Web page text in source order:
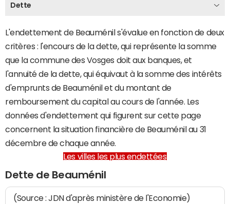
Dette
L'endettement de Beauménil s'évalue en fonction de deux
critères : l'encours de la dette, qui représente la somme
que la commune des Vosges doit aux banques, et
l'annuité de la dette, qui équivaut à la somme des intérêts
d'emprunts de Beauménil et du montant de
remboursement du capital au cours de l'année. Les
données d'endettement qui figurent sur cette page
concernent la situation financière de Beauménil au 31
décembre de chaque année.
Les villes les plus endettées
Dette de Beauménil
(Source : JDN d'après ministère de l'Economie)